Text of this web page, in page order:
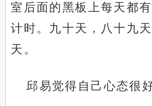
室后面的黑板上每天都
计时。九十天，八十九
天。
邱易觉得自己心态很好